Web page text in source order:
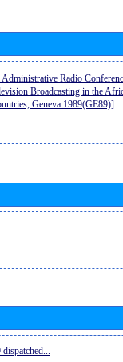
Radio
Broadcasting in the
Geneva 1989(GE89)]